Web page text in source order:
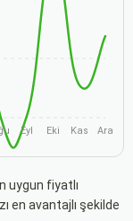
Eyl Eki Kas Ara
uygun fiyatlı
en avantajlı şekilde